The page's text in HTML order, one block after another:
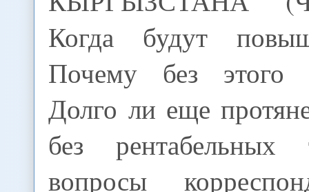
Когда будут
Почему без этого
Долго ли еще
без
вопросы